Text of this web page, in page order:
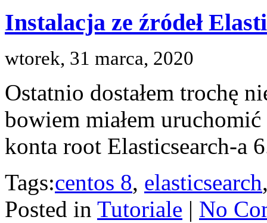
Instalacja ze źródeł
wtorek, 31 marca, 2020
Ostatnio dostałem trochę
bowiem miałem
konta root Elasticsearch-a
Tags:centos 8, elasticsearch
Posted in Tutoriale | No